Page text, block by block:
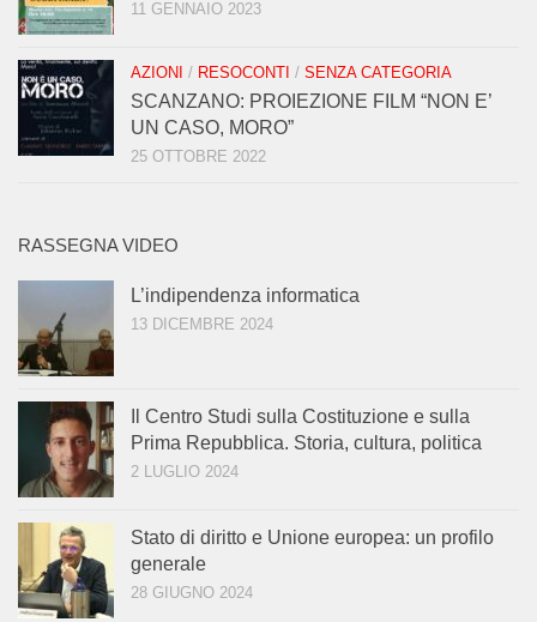
11 GENNAIO 2023
AZIONI / RESOCONTI / SENZA CATEGORIA
SCANZANO: PROIEZIONE FILM “NON E’
UN CASO, MORO”
25 OTTOBRE 2022
RASSEGNA VIDEO
L’indipendenza informatica
13 DICEMBRE 2024
Il Centro Studi sulla Costituzione e sulla
Prima Repubblica. Storia, cultura, politica
2 LUGLIO 2024
Stato di diritto e Unione europea: un profilo
generale
28 GIUGNO 2024